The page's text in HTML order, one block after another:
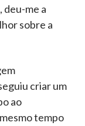
deu-me a
sobre a
criar um
ao
tempo